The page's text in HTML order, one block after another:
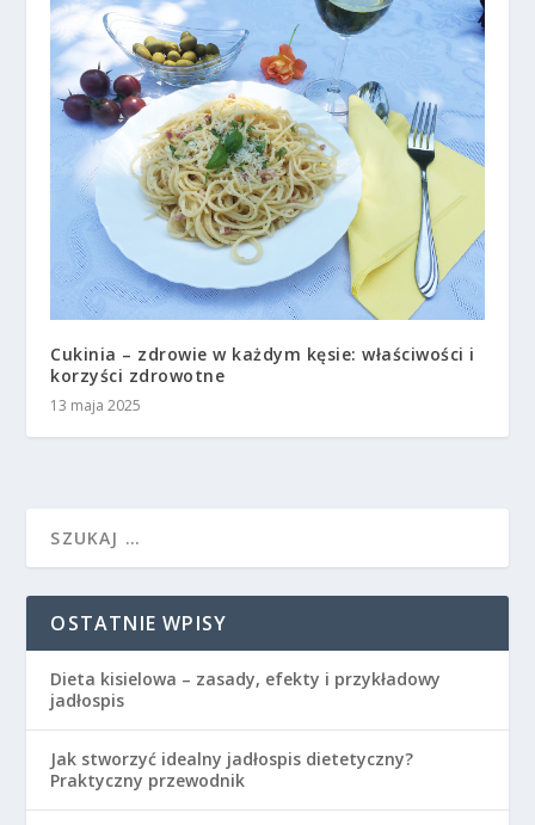
Cukinia – zdrowie w każdym kęsie: właściwości i
korzyści zdrowotne
13 maja 2025
OSTATNIE WPISY
Dieta kisielowa – zasady, efekty i przykładowy
jadłospis
Jak stworzyć idealny jadłospis dietetyczny?
Praktyczny przewodnik